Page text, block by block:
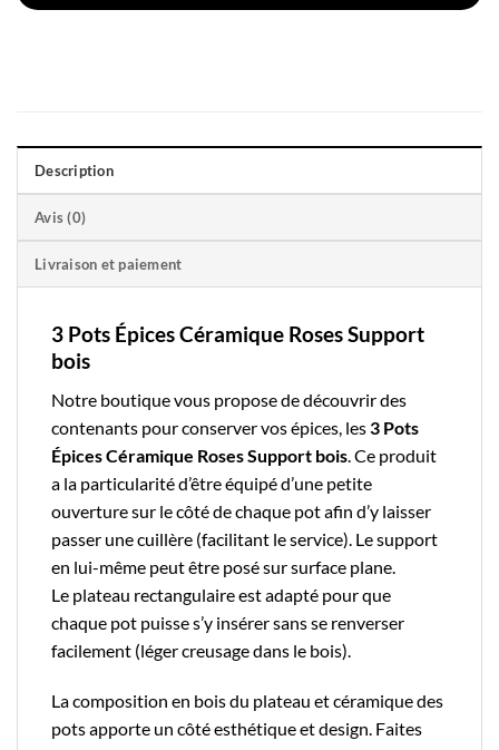
Description
Avis (0)
Livraison et paiement
3 Pots Épices Céramique Roses Support
bois
Notre boutiquevous propose de découvrir des
contenants pour conserver vos épices, les3 Pots
Épices Céramique Roses Support bois . Ce produit
a la particularité d’être équipé d’une petite
ouverture sur le côté de chaque pot afin d’y laisser
passer une cuillère (facilitant le service). Le support
en lui-même peut être posé sur surface plane.
Le plateau rectangulaire est adapté pour que
chaque pot puisse s’y insérer sans se renverser
facilement (léger creusage dans le bois).
La composition en bois du plateau et céramique des
pots apporte un côté esthétique et design. Faites